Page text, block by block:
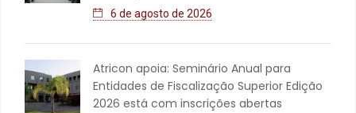
6 de agosto de 2026
Atricon apoia: Seminário Anual para
Entidades de Fiscalização Superior Edição
2026 está com inscrições abertas